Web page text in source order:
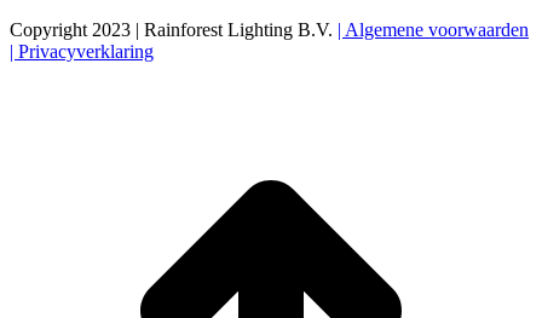
Copyright 2023 | Rainforest Lighting B.V. | Algemene voorwaarden
| Privacyverklaring